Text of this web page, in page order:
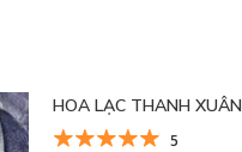
HOA LẠC THANH XUÂN
5